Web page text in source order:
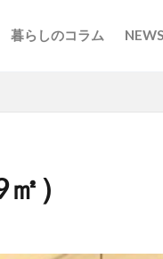
暮らしのコラム NEWS
）